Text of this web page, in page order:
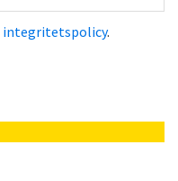
integritetspolicy.